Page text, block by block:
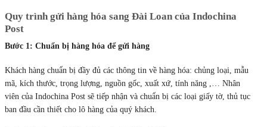
Quy trình gửi hàng hóa sang Đài Loan của Indochina
Post
Bước 1: Chuẩn bị hàng hóa để gửi hàng
Khách hàng chuẩn bị đầy đủ các thông tin về hàng hóa: chủng loại, mẫu
mã, kích thước, trọng lượng, nguồn gốc, xuất xứ, tính năng ,… Nhân
viên của Indochina Post sẽ tiếp nhận và chuẩn bị các loại giấy tờ, thủ tục
ban đầu cần thiết cho lô hàng của quý khách.